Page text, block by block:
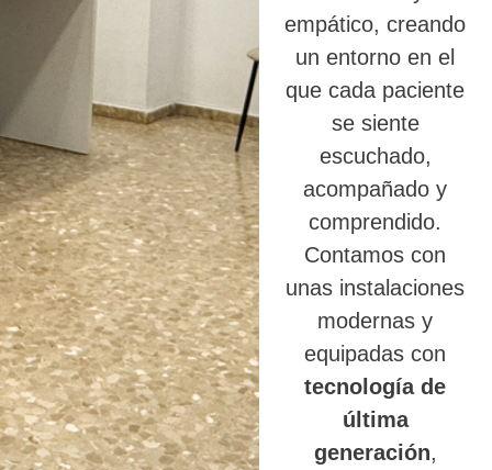
empático, creando
un entorno en el
que cada paciente
se siente
escuchado,
acompañado y
comprendido.
Contamos con
unas instalaciones
modernas y
equipadas con
tecnología de
última
generación,